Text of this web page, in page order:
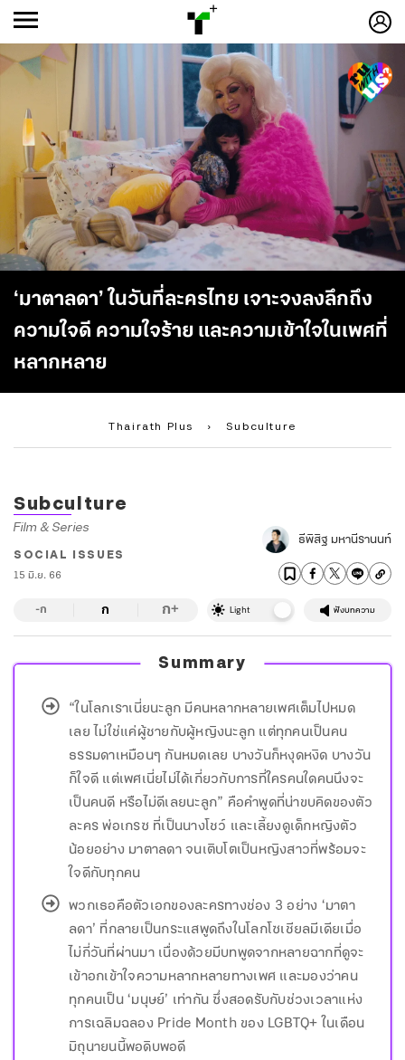
‘มาตาลดา’ ในวันที่ละครไทย เจาะจงลงลึกถึง
ความใจดี ความใจร้าย และความเข้าใจในเพศที่
หลากหลาย
Thairath Plus › Subculture
-ก
Subculture
Film & Series
SOCIAL ISSUES
15 มิ.ย. 66
ธีพิสิฐ มหานีรานนท์
-ก ก ก+ Light ฟังบทความ
Summary
“ในโลกเราเนี่ยนะลูก มีคนหลากหลายเพศเต็มไปหมด
เลย ไม่ใช่แค่ผู้ชายกับผู้หญิงนะลูก แต่ทุกคนเป็นคน
ธรรมดาเหมือนๆ กันหมดเลย บางวันก็หงุดหงิด บางวัน
ก็ใจดี แต่เพศเนี่ยไม่ได้เกี่ยวกับการที่ใครคนใดคนนึงจะ
เป็นคนดี หรือไม่ดีเลยนะลูก” คือคำพูดที่น่าขบคิดของตัว
ละคร พ่อเกรซ ที่เป็นนางโชว์ และเลี้ยงดูเด็กหญิงตัว
น้อยอย่าง มาตาลดา จนเติบโตเป็นหญิงสาวที่พร้อมจะ
ใจดีกับทุกคน
พวกเธอคือตัวเอกของละครทางช่อง 3 อย่าง ‘มาตา
ลดา’ ที่กลายเป็นกระแสพูดถึงในโลกโซเชียลมีเดียเมื่อ
ไม่กี่วันที่ผ่านมา เนื่องด้วยมีบทพูดจากหลายฉากที่ดูจะ
เข้าอกเข้าใจความหลากหลายทางเพศ และมองว่าคน
ทุกคนเป็น ‘มนุษย์’ เท่ากัน ซึ่งสอดรับกับช่วงเวลาแห่ง
การเฉลิมฉลอง Pride Month ของ LGBTQ+ ในเดือน
มิถุนายนนี้พอดิบพอดี